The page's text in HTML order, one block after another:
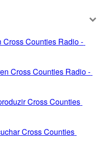
Cross Counties Radio -
Cross Counties Radio -
Cross Counties
Cross Counties